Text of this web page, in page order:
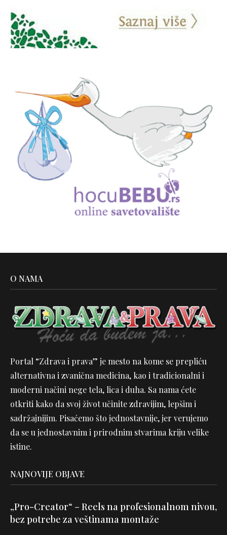
O NAMA
Portal “Zdrava i prava” je mesto na kome se prepliću
alternativna i zvanična medicina, kao i tradicionalni i
moderni načini nege tela, lica i duha. Sa nama ćete
otkriti kako da svoj život učinite zdravijim, lepšim i
sadržajnijim. Pisaćemo što jednostavnije, jer verujemo
da se u jednostavnim i prirodnim stvarima kriju velike
istine.
NAJNOVIJE OBJAVE
„Pro-Creator“ – Reels na profesionalnom nivou,
bez potrebe za veštinama montaže